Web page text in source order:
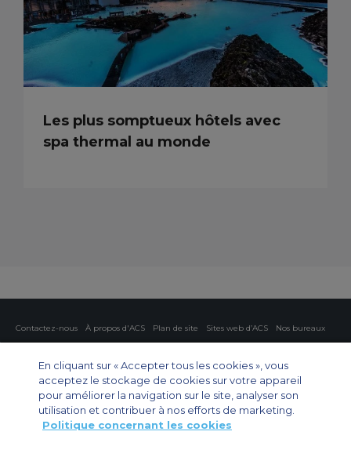
Les plus somptueux hôtels avec
spa thermal au monde
Contactez-nous À propos d'ACS Plan de site Sites web d’ACS
Nos bureaux
Paramètres des cookies
Affrètement privé
Affrètement commercial
Affrètement cargo
Guide des avions
Private Charter App
En cliquant sur « Accepter tous les cookies », vous
acceptez le stockage de cookies sur votre appareil
pour améliorer la navigation sur le site, analyser son
utilisation et contribuer à nos efforts de marketing.
Politique concernant les cookies